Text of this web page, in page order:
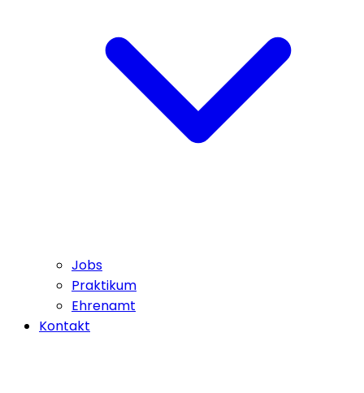
Jobs
Praktikum
Ehrenamt
Kontakt